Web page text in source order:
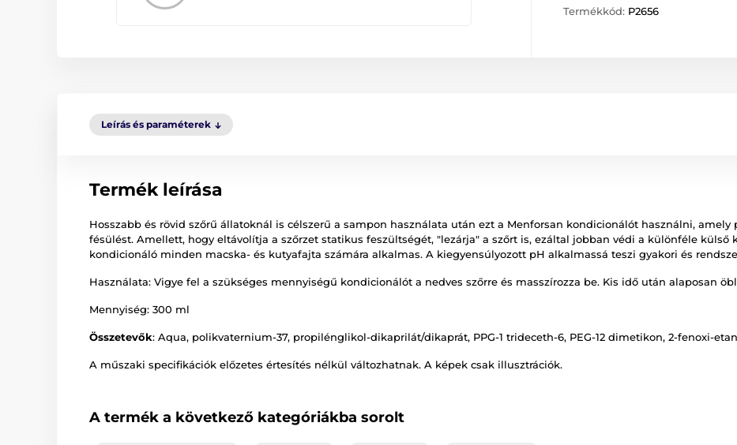
Termékkód: P2656
Leírás és paraméterek
Termék leírása
Hosszabb és rövid szőrű állatoknál is célszerű a sampon használata után ezt a Menforsan kondicionálót használni,
fésülést. Amellett, hogy eltávolítja a szőrzet statikus feszültségét, "lezárja" a szőrt is, ezáltal jobban védi a különféle külső
kondicionáló minden macska- és kutyafajta számára alkalmas. A kiegyensúlyozott pH alkalmassá teszi gyakori és
Használata: Vigye fel a szükséges mennyiségű kondicionálót a nedves szőrre és masszírozza be. Kis idő után alaposan
Mennyiség: 300 ml
Összetevők: Aqua, polikvaternium-37, propilénglikol-dikaprilát/dikaprát, PPG-1 trideceth-6, PEG-12 dimetikon, 2-fenoxi-
A műszaki specifikációk előzetes értesítés nélkül változhatnak. A képek csak illusztrációk.
A termék a következő kategóriákba sorolt